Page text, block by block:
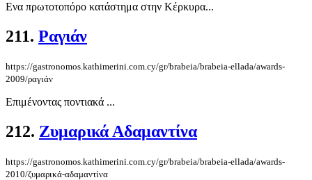
Ενα πρωτοτοπόρο κατάστημα στην Κέρκυρα...
211. Ραγιάν
https://gastronomos.kathimerini.com.cy/gr/brabeia/brabeia-ellada/awards-
2009/ραγιάν
Επιμένοντας ποντιακά ...
212. Ζυμαρικά Αδαμαντίνα
https://gastronomos.kathimerini.com.cy/gr/brabeia/brabeia-ellada/awards-
2010/ζυμαρικά-αδαμαντίνα